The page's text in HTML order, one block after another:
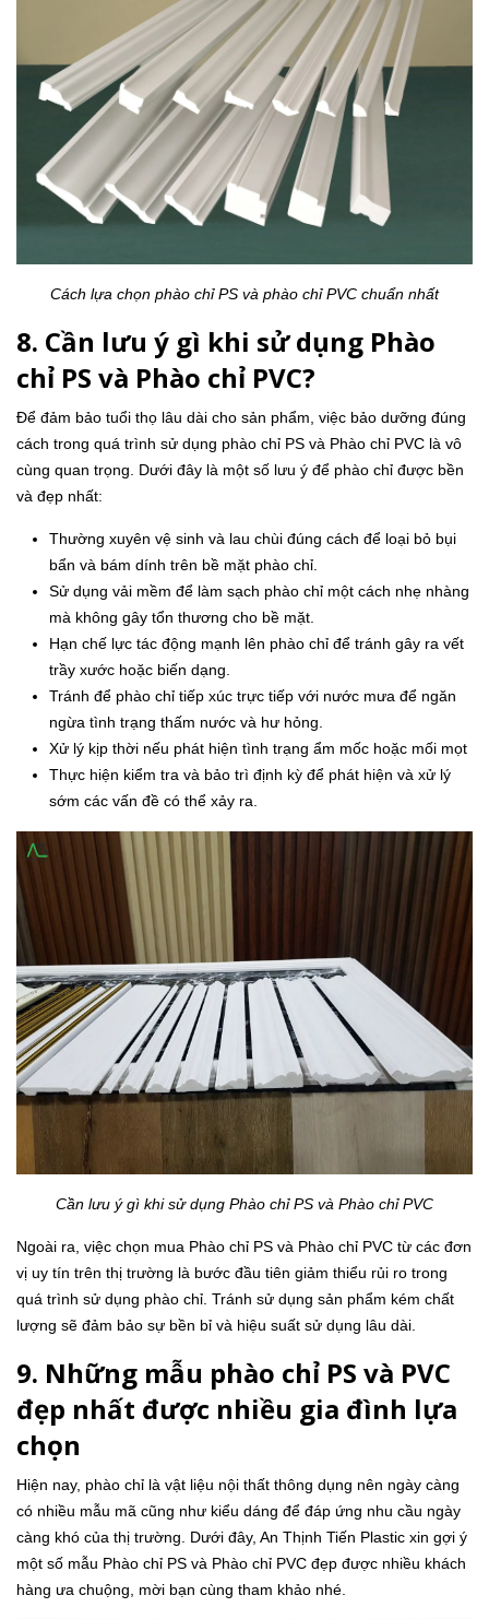
Cách lựa chọn phào chỉ PS và phào chỉ PVC chuẩn nhất
8. Cần lưu ý gì khi sử dụng Phào
chỉ PS và Phào chỉ PVC?
Để đảm bảo tuổi thọ lâu dài cho sản phẩm, việc bảo dưỡng đúng
cách trong quá trình sử dụng phào chỉ PS và Phào chỉ PVC là vô
cùng quan trọng. Dưới đây là một số lưu ý để phào chỉ được bền
và đẹp nhất:
Thường xuyên vệ sinh và lau chùi đúng cách để loại bỏ bụi
bẩn và bám dính trên bề mặt phào chỉ.
Sử dụng vải mềm để làm sạch phào chỉ một cách nhẹ nhàng
mà không gây tổn thương cho bề mặt.
Hạn chế lực tác động mạnh lên phào chỉ để tránh gây ra vết
trầy xước hoặc biến dạng.
Tránh để phào chỉ tiếp xúc trực tiếp với nước mưa để ngăn
ngừa tình trạng thấm nước và hư hỏng.
Xử lý kịp thời nếu phát hiện tình trạng ẩm mốc hoặc mối mọt
Thực hiện kiểm tra và bảo trì định kỳ để phát hiện và xử lý
sớm các vấn đề có thể xảy ra.
Cần lưu ý gì khi sử dụng Phào chỉ PS và Phào chỉ PVC
Ngoài ra, việc chọn mua Phào chỉ PS và Phào chỉ PVC từ các đơn
vị uy tín trên thị trường là bước đầu tiên giảm thiểu rủi ro trong
quá trình sử dụng phào chỉ. Tránh sử dụng sản phẩm kém chất
lượng sẽ đảm bảo sự bền bỉ và hiệu suất sử dụng lâu dài.
9. Những mẫu phào chỉ PS và PVC
đẹp nhất được nhiều gia đình lựa
chọn
Hiện nay, phào chỉ là vật liệu nội thất thông dụng nên ngày càng
có nhiều mẫu mã cũng như kiểu dáng để đáp ứng nhu cầu ngày
càng khó của thị trường. Dưới đây, An Thịnh Tiến Plastic xin gợi ý
một số mẫu Phào chỉ PS và Phào chỉ PVC đẹp được nhiều khách
hàng ưa chuộng, mời bạn cùng tham khảo nhé.